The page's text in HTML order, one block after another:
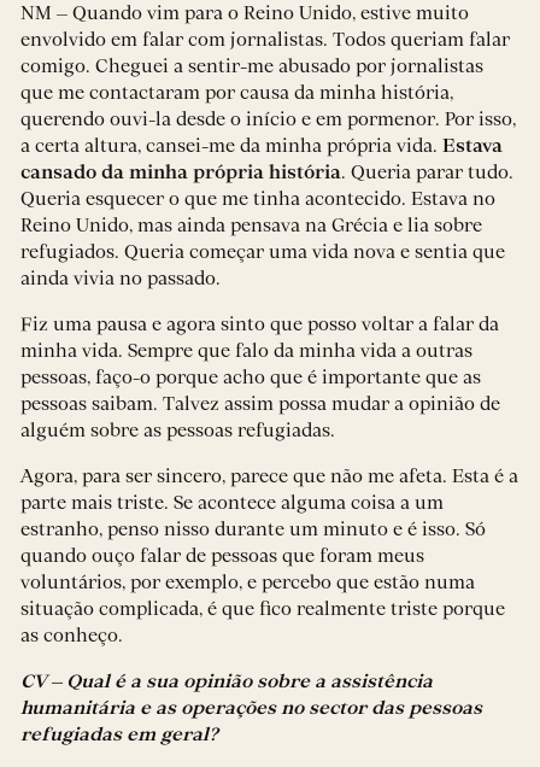
NM – Quando vim para o Reino Unido, estive muito
envolvido em falar com jornalistas. Todos queriam falar
comigo. Cheguei a sentir-me abusado por jornalistas
que me contactaram por causa da minha história,
querendo ouvi-la desde o início e em pormenor. Por isso,
a certa altura, cansei-me da minha própria vida. Estava
cansado da minha própria história. Queria parar tudo.
Queria esquecer o que me tinha acontecido. Estava no
Reino Unido, mas ainda pensava na Grécia e lia sobre
refugiados. Queria começar uma vida nova e sentia que
ainda vivia no passado.
Fiz uma pausa e agora sinto que posso voltar a falar da
minha vida. Sempre que falo da minha vida a outras
pessoas, faço-o porque acho que é importante que as
pessoas saibam. Talvez assim possa mudar a opinião de
alguém sobre as pessoas refugiadas.
Agora, para ser sincero, parece que não me afeta. Esta é a
parte mais triste. Se acontece alguma coisa a um
estranho, penso nisso durante um minuto e é isso. Só
quando ouço falar de pessoas que foram meus
voluntários, por exemplo, e percebo que estão numa
situação complicada, é que fico realmente triste porque
as conheço.
CV – Qual é a sua opinião sobre a assistência
humanitária e as operações no sector das pessoas
refugiadas em geral?